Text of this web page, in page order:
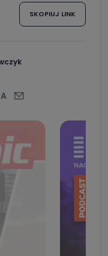
SKOPIUJ LINK